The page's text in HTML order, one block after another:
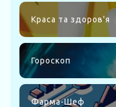
Краса та здоров'я
Гороскоп
Фарма-Шеф